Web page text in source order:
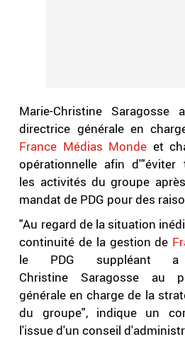
Marie-Christine
directrice générale en
France Médias Monde et
opérationnelle afin
les activités du groupe
mandat de PDG pour des
"Au regard de la situation
continuité de la gestion de
le PDG suppléant a
Christine Saragosse au
générale en charge de la
du groupe", indique un
l'issue d'un conseil